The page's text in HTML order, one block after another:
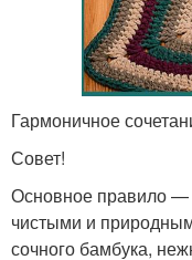
Гармоничное
Совет!
Основное правило —
чистыми и
сочного бамбука,